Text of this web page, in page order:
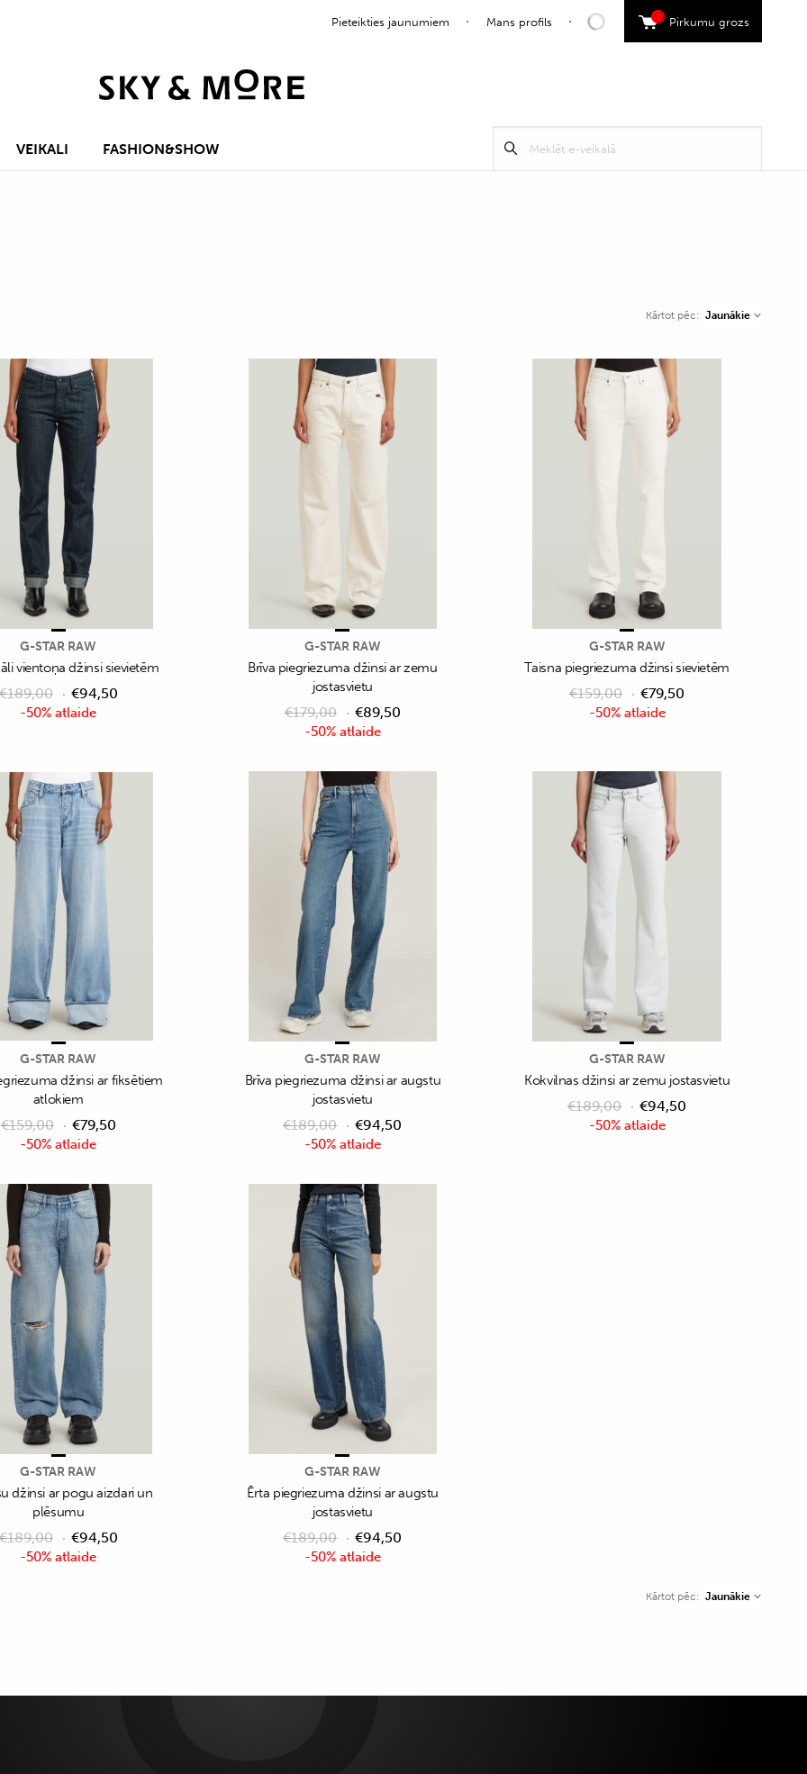
Pieteikties jaunumiem Mans profils Pirkumu grozs
0
VEIKALI FASHION&SHOW Meklēt
Kārtot pēc: Jaunākie
-50% atlaide
G-STAR RAW
vientoņa džinsi sievietēm
189,00 €94,50
-50% atlaide
G-STAR RAW
Brīva piegriezuma džinsi ar zemu
jostasvietu
€179,00 €89,50 -50% atlaide
G-STAR RAW
Taisna piegriezuma džinsi sievietēm
€159,00 €79,50
-50% atlaide
G-STAR RAW
džinsi ar fiksētiem
atlokiem
€159,00 €79,50
-50% atlaide
G-STAR RAW
Brīva piegriezuma džinsi ar augstu
jostasvietu
€189,00 €94,50 -50% atlaide
G-STAR RAW
Kokvilnas džinsi ar zemu jostasvietu
€189,00 €94,50
-50% atlaide
G-STAR RAW
džinsi ar pogu aizdari un
plēsumu
189,00 €94,50
-50% atlaide
G-STAR RAW
Ērta piegriezuma džinsi ar augstu
jostasvietu
€189,00 €94,50
Kārtot pēc: Jaunākie